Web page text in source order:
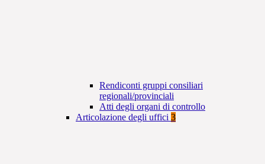
Rendiconti gruppi consiliari
regionali/provinciali
Atti degli organi di controllo
Articolazione degli uffici 3